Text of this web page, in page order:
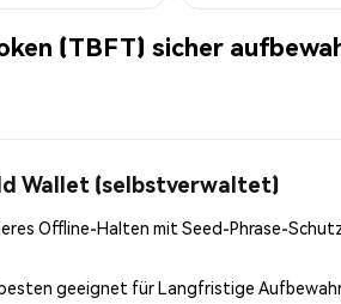
(TBFT) sicher
Wallet (selbstverwaltet)
Offline-Halten mit Seed-Phrase-
geeignet fürLangfristige